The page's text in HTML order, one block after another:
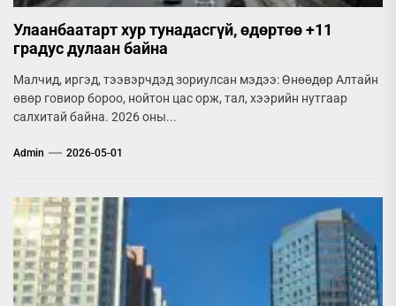
Улаанбаатарт хур тунадасгүй, өдөртөө +11
градус дулаан байна
Малчид, иргэд, тээвэрчдэд зориулсан мэдээ: Өнөөдөр Алтайн
өвөр говиор бороо, нойтон цас орж, тал, хээрийн нутгаар
салхитай байна. 2026 оны...
Admin 2026-05-01